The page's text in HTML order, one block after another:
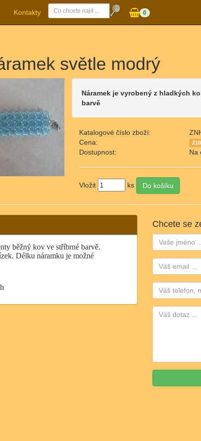
Kontakty 0
světle modrý
Náramek je vyrobený z hladkých
barvě
Katalogové číslo zboží:
Cena:
Dostupnost: Na
Vložit ks
běžný kov ve stříbrné barvě.
Délku náramku je možné
Chcete se
Jméno:
Email:
Telefon: